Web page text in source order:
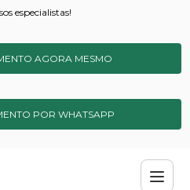
especialistas!
AGORA MESMO
POR WHATSAPP